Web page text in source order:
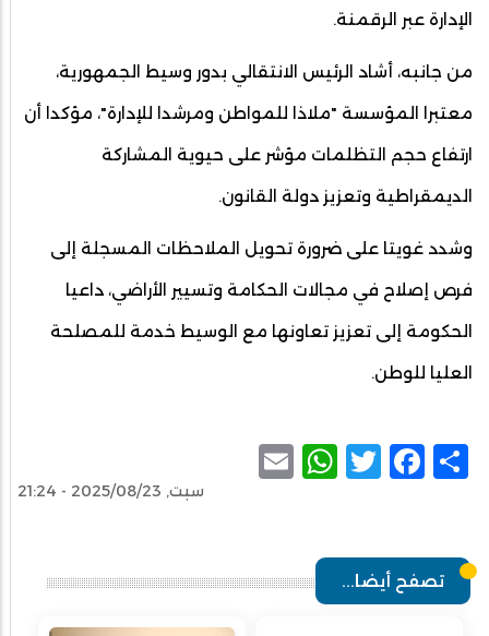
الإدارة عبر الرقمنة.
من جانبه، أشاد الرئيس الانتقالي بدور وسيط الجمهورية،
معتبرا المؤسسة "ملاذا للمواطن ومرشدا للإدارة"، مؤكدا أن
ارتفاع حجم التظلمات مؤشر على حيوية المشاركة
الديمقراطية وتعزيز دولة القانون.
وشدد غويتا على ضرورة تحويل الملاحظات المسجلة إلى
فرص إصلاح في مجالات الحكامة وتسيير الأراضي، داعيا
الحكومة إلى تعزيز تعاونها مع الوسيط خدمة للمصلحة
العليا للوطن.
Share
Facebook
Twitter
WhatsApp
سبت, 2025/08/23 - 21:24
تصفح أيضا...